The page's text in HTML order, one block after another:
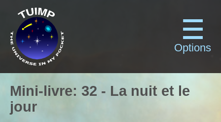
Options
Mini-livre: 32 - La nuit et le
jour